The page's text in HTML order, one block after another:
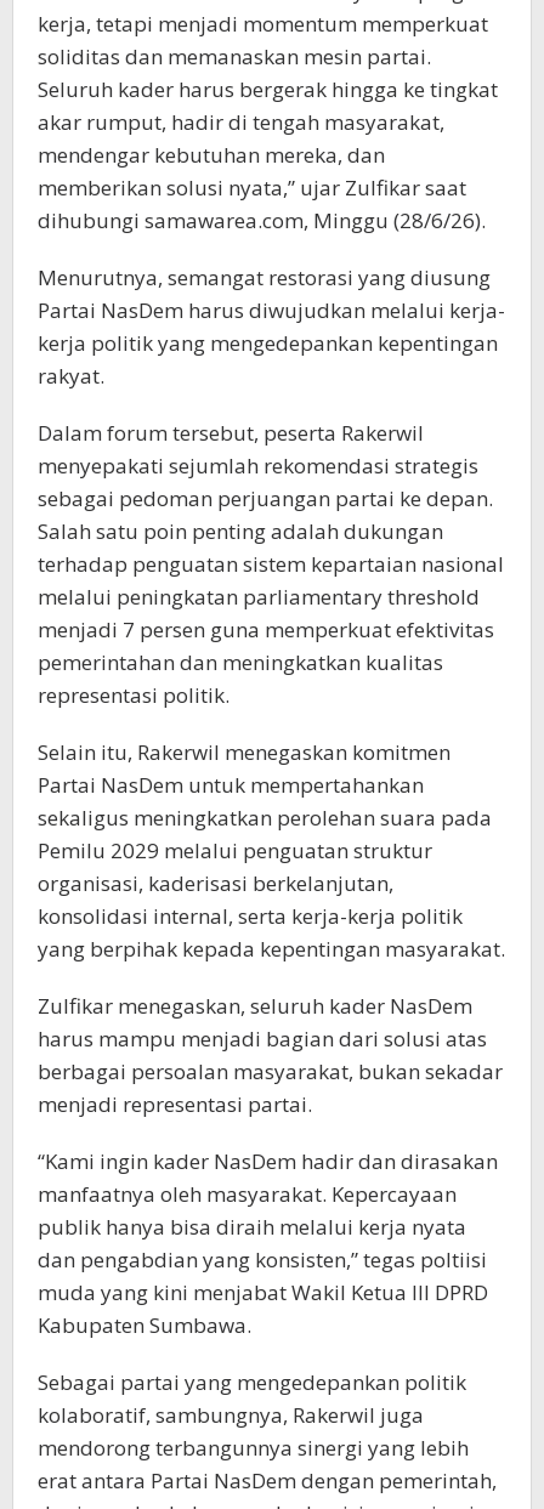
kerja, tetapi menjadi momentum memperkuat
soliditas dan memanaskan mesin partai.
Seluruh kader harus bergerak hingga ke tingkat
akar rumput, hadir di tengah masyarakat,
mendengar kebutuhan mereka, dan
memberikan solusi nyata,” ujar Zulfikar saat
dihubungi samawarea.com, Minggu (28/6/26).
Menurutnya, semangat restorasi yang diusung
Partai NasDem harus diwujudkan melalui kerja-
kerja politik yang mengedepankan kepentingan
rakyat.
Dalam forum tersebut, peserta Rakerwil
menyepakati sejumlah rekomendasi strategis
sebagai pedoman perjuangan partai ke depan.
Salah satu poin penting adalah dukungan
terhadap penguatan sistem kepartaian nasional
melalui peningkatan parliamentary threshold
menjadi 7 persen guna memperkuat efektivitas
pemerintahan dan meningkatkan kualitas
representasi politik.
Selain itu, Rakerwil menegaskan komitmen
Partai NasDem untuk mempertahankan
sekaligus meningkatkan perolehan suara pada
Pemilu 2029 melalui penguatan struktur
organisasi, kaderisasi berkelanjutan,
konsolidasi internal, serta kerja-kerja politik
yang berpihak kepada kepentingan masyarakat.
Zulfikar menegaskan, seluruh kader NasDem
harus mampu menjadi bagian dari solusi atas
berbagai persoalan masyarakat, bukan sekadar
menjadi representasi partai.
“Kami ingin kader NasDem hadir dan dirasakan
manfaatnya oleh masyarakat. Kepercayaan
publik hanya bisa diraih melalui kerja nyata
dan pengabdian yang konsisten,” tegas poltiisi
muda yang kini menjabat Wakil Ketua III DPRD
Kabupaten Sumbawa.
Sebagai partai yang mengedepankan politik
kolaboratif, sambungnya, Rakerwil juga
mendorong terbangunnya sinergi yang lebih
erat antara Partai NasDem dengan pemerintah,